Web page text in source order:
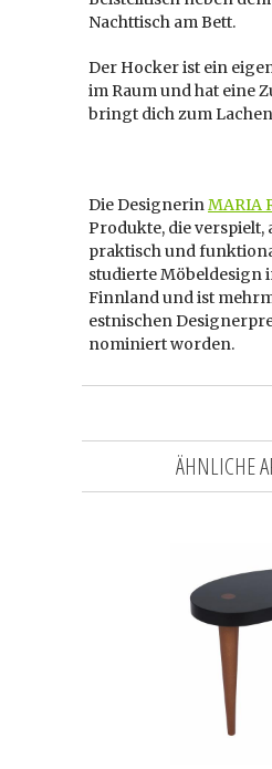
Nachttisch am Bett.
Der Hocker ist ein
im Raum und hat eine
bringt dich zum
Die DesignerinMARIA
Produkte, die verspielt,
praktisch und
studierte Möbeldesign
Finnland und ist
estnischen
nominiert worden.
ÄHNLICHE